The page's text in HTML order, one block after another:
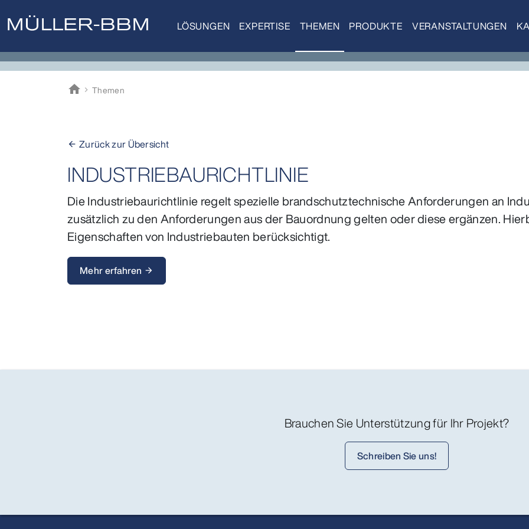
LÖSUNGEN EXPERTISE THEMEN PRODUKTE VERANSTALTUNGEN
home
Müller-BBM
Themen
arrow_back Zurück zur Übersicht
INDUSTRIEBAURICHTLINIE
Die Industriebaurichtlinie regelt spezielle brandschutztechnische Anforderungen an
zusätzlich zu den Anforderungen aus der Bauordnung gelten oder diese ergänzen.
Eigenschaften von Industriebauten berücksichtigt.
Mehr erfahren arrow_forward
Brauchen Sie Unterstützung für Ihr Projekt?
Schreiben Sie uns!